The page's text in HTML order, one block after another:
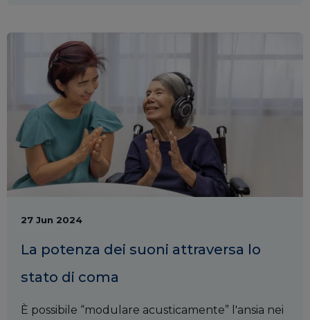
27 Jun 2024
La potenza dei suoni attraversa lo
stato di coma
È possibile “modulare acusticamente” l'ansia nei